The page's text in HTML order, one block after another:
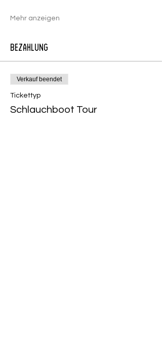
Mehr anzeigen
Bezahlung
Verkauf beendet
Tickettyp
Schlauchboot Tour